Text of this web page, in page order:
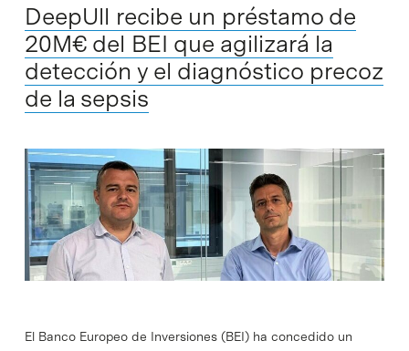
DeepUll recibe un préstamo de
20M€ del BEI que agilizará la
detección y el diagnóstico precoz
de la sepsis
El Banco Europeo de Inversiones (BEI) ha concedido un